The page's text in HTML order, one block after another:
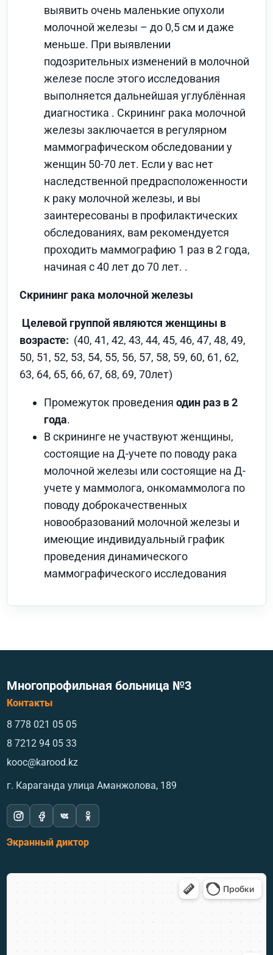
выявить очень маленькие опухоли
молочной железы – до 0,5 см и даже
меньше. При выявлении
подозрительных изменений в молочной
железе после этого исследования
выполняется дальнейшая углублённая
диагностика . Скрининг рака молочной
железы заключается в регулярном
маммографическом обследовании у
женщин 50-70 лет. Если у вас нет
наследственной предрасположенности
к раку молочной железы, и вы
заинтересованы в профилактических
обследованиях, вам рекомендуется
проходить маммографию 1 раз в 2 года,
начиная с 40 лет до 70 лет. .
Скрининг рака молочной железы
Целевой группой являются женщины в
возрасте: (40, 41, 42, 43, 44, 45, 46, 47, 48, 49,
50, 51, 52, 53, 54, 55, 56, 57, 58, 59, 60, 61, 62,
63, 64, 65, 66, 67, 68, 69, 70лет)
Промежуток проведения один раз в 2
года.
В скрининге не участвуют женщины,
состоящие на Д-учете по поводу рака
молочной железы или состоящие на Д-
учете у маммолога, онкомаммолога по
поводу доброкачественных
новообразований молочной железы и
имеющие индивидуальный график
проведения динамического
маммографического исследования
Многопрофильная больница №3
Контакты
8 778 021 05 05
8 7212 94 05 33
kooc@karood.kz
г. Караганда ​улица Аманжолова, 189
Экранный диктор